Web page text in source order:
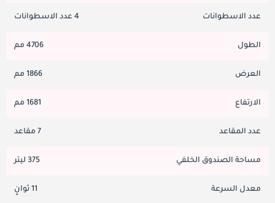
عدد الاسطوانات 4 عدد الاسطوانات
الطول 4706 مم
العرض 1866 مم
الارتفاع 1681 مم
عدد المقاعد 7 مقاعد
مساحة الصندوق الخلفي 375 ليتر
معدل السرعة 11 ثوانٍ